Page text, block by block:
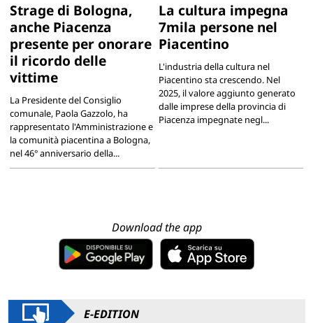
Strage di Bologna,
anche Piacenza
presente per onorare
il ricordo delle
vittime
La Presidente del Consiglio
comunale, Paola Gazzolo, ha
rappresentato l'Amministrazione e
la comunità piacentina a Bologna,
nel 46° anniversario della...
La cultura impegna
7mila persone nel
Piacentino
L'industria della cultura nel
Piacentino sta crescendo. Nel
2025, il valore aggiunto generato
dalle imprese della provincia di
Piacenza impegnate negl...
Download the app
E-EDITION